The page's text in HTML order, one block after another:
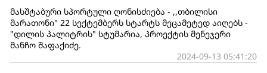
მასშტაბური სპორტული ღონისძიება - ,,თბილისი
მარათონი" 22 სექტემბერს სტარტს მეცამეტედ აიღებს -
"დილის პალიტრის" სტუმარია, პროექტის მენეჯერი
მანჩო შაფაქიძე.
2024-09-13 05:41:20